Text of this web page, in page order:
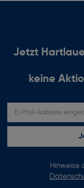
Jetzt
keine
Hinweise